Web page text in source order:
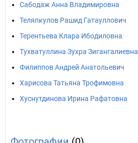
Сабодаж Анна Владимировна
Теляпкулов Рашид Гатауллович
Терентьева Клара Ибодиловна
Тухватуллина Зухра Зигангалиевна
Филиппов Андрей Анатольевич
Харисова Татьяна Трофимовна
Хуснутдинова Ирина Рафатовна